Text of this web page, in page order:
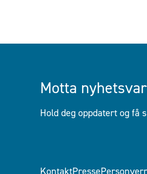
Motta
Hold deg oppdatert og få
KontaktPresse